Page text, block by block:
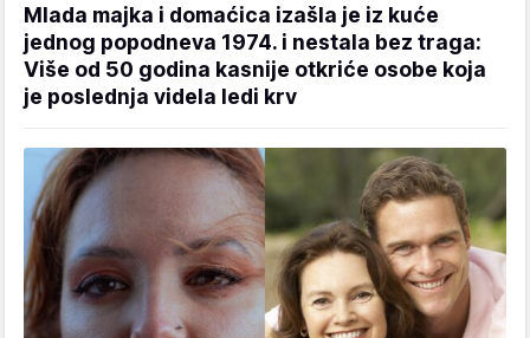
Mlada majka i domaćica izašla je iz kuće
jednog popodneva 1974. i nestala bez traga:
Više od 50 godina kasnije otkriće osobe koja
je poslednja videla ledi krv